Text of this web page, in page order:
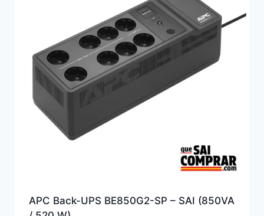
APC Back-UPS BE850G2-SP – SAI (850VA